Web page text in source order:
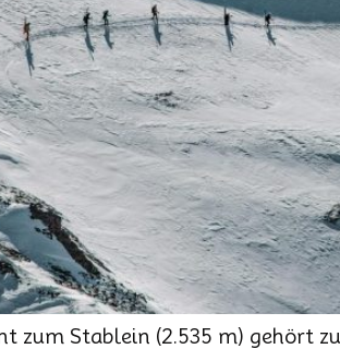
zum Stablein (2.535 m) gehört